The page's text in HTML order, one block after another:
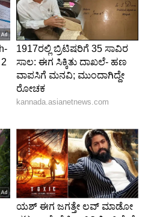
ಪ್ರಾಂಪ್ಟ್
ಎಐ ನಂತಹ ಆಧುನಿಕ
ಮಾಡಲಾಗುತ್ತದೆ.